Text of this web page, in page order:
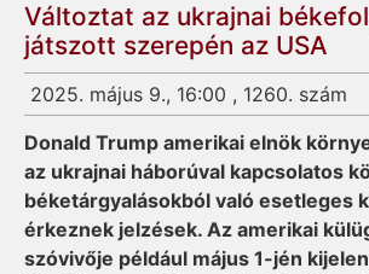
Változtat az ukrajnai
játszott szerepén az USA
2025. május 9., 16:00 , 1260. szám
Donald Trump amerikai elnök
az ukrajnai háborúval kapcsolatos
béketárgyalásokból való esetleges
érkeznek jelzések. Az amerikai
szóvivője például május 1-jén